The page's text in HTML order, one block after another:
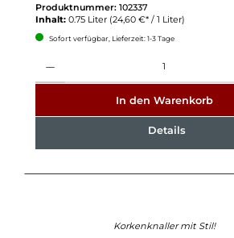
Produktnummer: 102337
Inhalt: 0.75 Liter (24,60 €* / 1 Liter)
Sofort verfügbar, Lieferzeit: 1-3 Tage
In den Warenkorb
Details
Korkenknaller mit Stil!